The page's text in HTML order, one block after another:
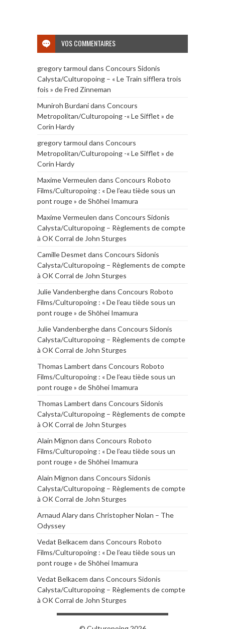
VOS COMMENTAIRES
gregory tarmoul dans Concours Sidonis
Calysta/Culturopoing – « Le Train sifflera trois
fois » de Fred Zinneman
Muniroh Burdanidans Concours
Metropolitan/Culturopoing -« Le Sifflet » de
Corin Hardy
gregory tarmoul dans Concours
Metropolitan/Culturopoing -« Le Sifflet » de
Corin Hardy
Maxime Vermeulen dans Concours Roboto
Films/Culturopoing : « De l’eau tiède sous un
pont rouge » de Shōhei Imamura
Maxime Vermeulen dans Concours Sidonis
Calysta/Culturopoing – Règlements de compte
à OK Corral de John Sturges
Camille Desmet dans Concours Sidonis
Calysta/Culturopoing – Règlements de compte
à OK Corral de John Sturges
Julie Vandenberghedans Concours Roboto
Films/Culturopoing : « De l’eau tiède sous un
pont rouge » de Shōhei Imamura
Julie Vandenberghedans Concours Sidonis
Calysta/Culturopoing – Règlements de compte
à OK Corral de John Sturges
Thomas Lambert dans Concours Roboto
Films/Culturopoing : « De l’eau tiède sous un
pont rouge » de Shōhei Imamura
Thomas Lambert dans Concours Sidonis
Calysta/Culturopoing – Règlements de compte
à OK Corral de John Sturges
Alain Mignon dans Concours Roboto
Films/Culturopoing : « De l’eau tiède sous un
pont rouge » de Shōhei Imamura
Alain Mignon dans Concours Sidonis
Calysta/Culturopoing – Règlements de compte
à OK Corral de John Sturges
Arnaud Alarydans Christopher Nolan – The
Odyssey
Vedat Belkacem dans Concours Roboto
Films/Culturopoing : « De l’eau tiède sous un
pont rouge » de Shōhei Imamura
Vedat Belkacem dans Concours Sidonis
Calysta/Culturopoing – Règlements de compte
à OK Corral de John Sturges